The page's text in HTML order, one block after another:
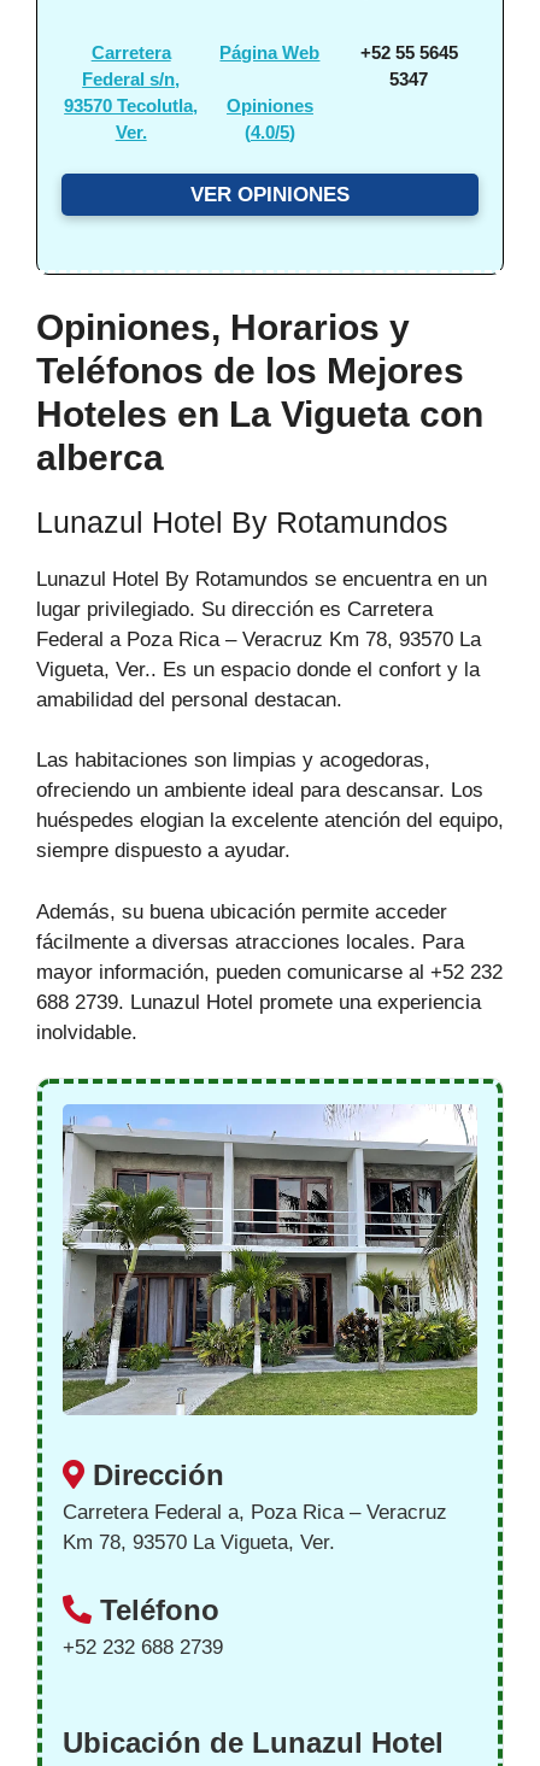
Carretera
Federal s/n,
93570 Tecolutla,
Ver.
Página Web
Opiniones
(4.0/5)
+52 55 5645
5347
VER OPINIONES
Opiniones, Horarios y
Teléfonos de los Mejores
Hoteles en La Vigueta con
alberca
Lunazul Hotel By Rotamundos
Lunazul Hotel By Rotamundos se encuentra en un
lugar privilegiado. Su dirección es Carretera
Federal a Poza Rica – Veracruz Km 78, 93570 La
Vigueta, Ver.. Es un espacio donde el confort y la
amabilidad del personal destacan.
Las habitaciones son limpias y acogedoras,
ofreciendo un ambiente ideal para descansar. Los
huéspedes elogian la excelente atención del equipo,
siempre dispuesto a ayudar.
Además, su buena ubicación permite acceder
fácilmente a diversas atracciones locales. Para
mayor información, pueden comunicarse al +52 232
688 2739. Lunazul Hotel promete una experiencia
inolvidable.
Dirección
Carretera Federal a, Poza Rica – Veracruz
Km 78, 93570 La Vigueta, Ver.
Teléfono
+52 232 688 2739
Ubicación de Lunazul Hotel